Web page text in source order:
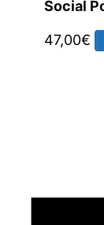
Social
47,00€